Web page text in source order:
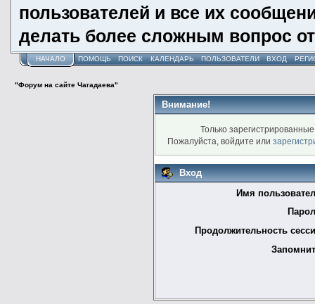
пользователей и все их
делать более сложным вопрос
НАЧАЛО ПОМОЩЬ ПОИСК КАЛЕНДАРЬ ПОЛЬЗОВАТЕЛИ ВХОД
"Форум на сайте Чагадаева"
Внимание!
Только
Пожалуйста, войдите или
Вход
Имя
Продолжительность